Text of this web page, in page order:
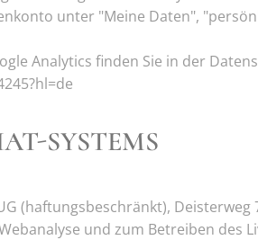
unter "Meine Daten",
Analytics finden Sie in der
SYSTEMS
(haftungsbeschränkt), Deisterweg
und zum Betreiben des